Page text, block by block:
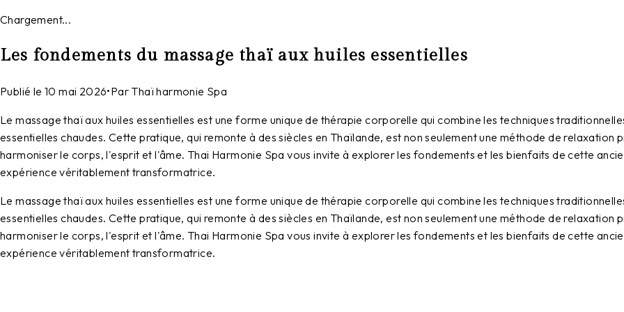
Chargement...
Les fondements du massage thaï aux huiles essentielles
Publié le 10 mai 2026•Par Thaï harmonie Spa
Le massage thaï aux huiles essentielles est une forme unique de thérapie corporelle qui combine les techniques
essentielles chaudes. Cette pratique, qui remonte à des siècles en Thaïlande, est non seulement une méthode de relaxation
harmoniser le corps, l'esprit et l'âme. Thai Harmonie Spa vous invite à explorer les fondements et les bienfaits de cette
expérience véritablement transformatrice.
Le massage thaï aux huiles essentielles est une forme unique de thérapie corporelle qui combine les techniques
essentielles chaudes. Cette pratique, qui remonte à des siècles en Thaïlande, est non seulement une méthode de relaxation
harmoniser le corps, l'esprit et l'âme. Thai Harmonie Spa vous invite à explorer les fondements et les bienfaits de cette
expérience véritablement transformatrice.